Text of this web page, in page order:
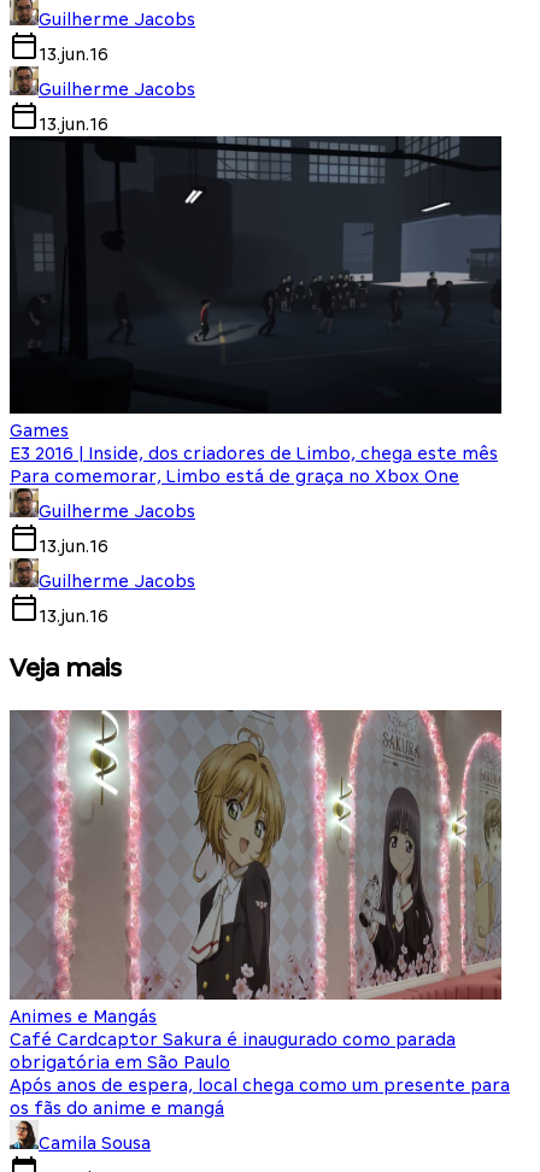
Guilherme Jacobs
13.jun.16
Guilherme Jacobs
13.jun.16
Games
E3 2016 | Inside, dos criadores de Limbo, chega este mês
Para comemorar, Limbo está de graça no Xbox One
Guilherme Jacobs
13.jun.16
Guilherme Jacobs
13.jun.16
Veja mais
Animes e Mangás
Café Cardcaptor Sakura é inaugurado como parada
obrigatória em São Paulo
Após anos de espera, local chega como um presente para
os fãs do anime e mangá
Camila Sousa